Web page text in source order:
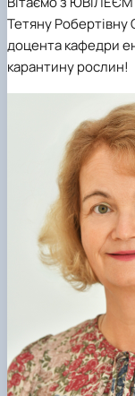
Тетяну Робертівну
доцента кафедри
карантину рослин!